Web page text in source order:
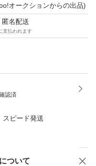
オークションからの出品)
名配送
支払われます
認済
スピード発送
ついて
一部機能は利用できません